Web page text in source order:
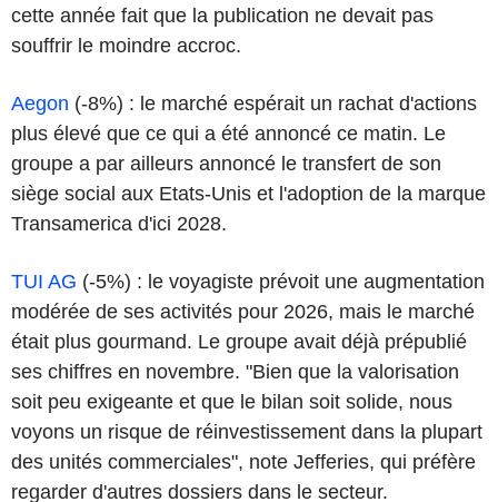
cette année fait que la publication ne devait pas
souffrir le moindre accroc.
Aegon (-8%) : le marché espérait un rachat d'actions
plus élevé que ce qui a été annoncé ce matin. Le
groupe a par ailleurs annoncé le transfert de son
siège social aux Etats-Unis et l'adoption de la marque
Transamerica d'ici 2028.
TUI AG (-5%) : le voyagiste prévoit une augmentation
modérée de ses activités pour 2026, mais le marché
était plus gourmand. Le groupe avait déjà prépublié
ses chiffres en novembre. "Bien que la valorisation
soit peu exigeante et que le bilan soit solide, nous
voyons un risque de réinvestissement dans la plupart
des unités commerciales", note Jefferies, qui préfère
regarder d'autres dossiers dans le secteur.